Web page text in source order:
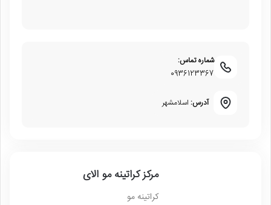
شماره تماس:
0936123367
آدرس: اسلامشهر
مرکز کراتینه مو الای
کراتینه مو